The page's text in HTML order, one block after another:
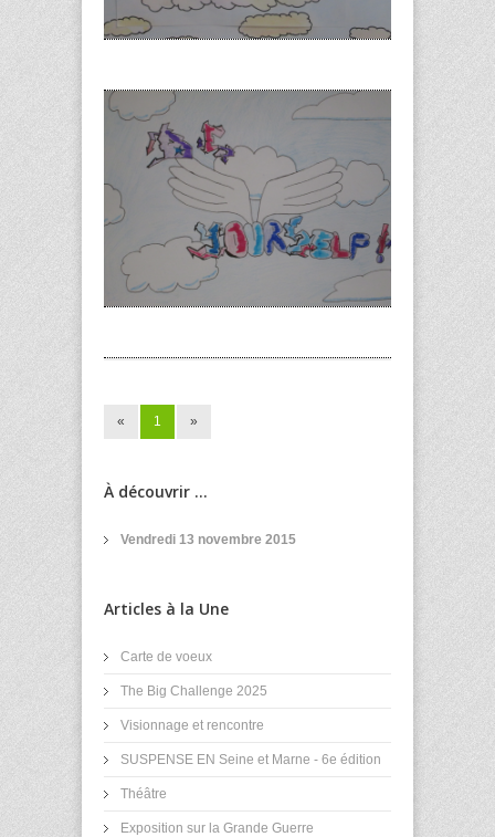
« 1 »
À découvrir ...
Vendredi 13 novembre 2015
Articles à la Une
Carte de voeux
The Big Challenge 2025
Visionnage et rencontre
SUSPENSE EN Seine et Marne - 6e édition
Théâtre
Exposition sur la Grande Guerre